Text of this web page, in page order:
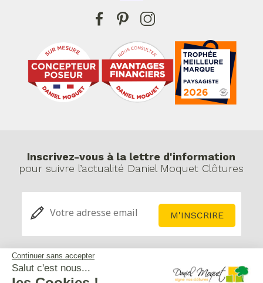
Continuer sans accepter
Salut c'est nous...
Inscrivez-vous à la lettre d'information
pour suivre l’actualité Daniel Moquet Clôtures